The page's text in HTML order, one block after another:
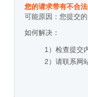
您的请求带有不合
可能原因：您提交
如何解决：
1）检查提交
2）请联系网